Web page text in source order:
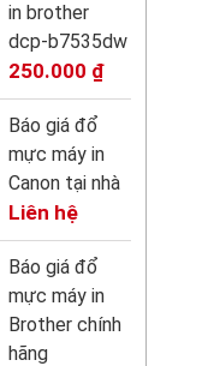
in brother
dcp-b7535dw
250.000 ₫
Báo giá đổ
mực máy in
Canon tại nhà
Liên hệ
Báo giá đổ
mực máy in
Brother chính
hãng